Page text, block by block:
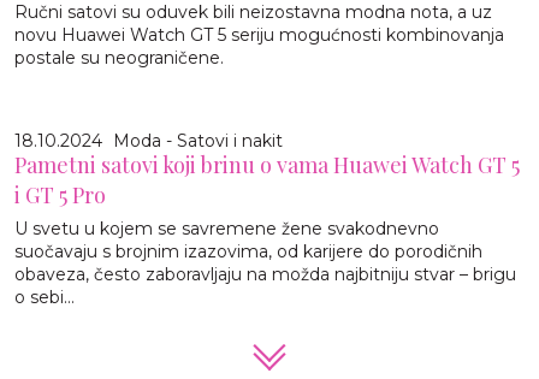
Ručni satovi su oduvek bili neizostavna modna nota, a uz
novu Huawei Watch GT 5 seriju mogućnosti kombinovanja
postale su neograničene.
18.10.2024 Moda - Satovi i nakit
Pametni satovi koji brinu o vama Huawei Watch GT 5
i GT 5 Pro
U svetu u kojem se savremene žene svakodnevno
suočavaju s brojnim izazovima, od karijere do porodičnih
obaveza, često zaboravljaju na možda najbitniju stvar – brigu
o sebi...